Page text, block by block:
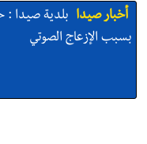
أخبار صيدا بلدية صيدا :
بسبب الإزعاج الصوتي